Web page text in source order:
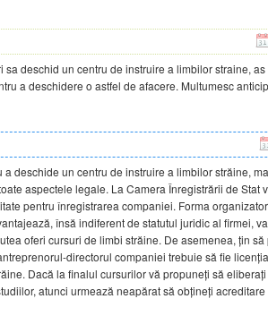
sa deschid un centru de instruire a limbilor straine,
a deschidere o astfel de afacere. Multumesc
a deschide un centru de instruire a limbilor străine,
aspectele legale. La Camera Înregistrării de Stat
pentru înregistrarea companiei. Forma
însă indiferent de statutul juridic al firmei,
oferi cursuri de limbi străine. De asemenea, țin
directorul companiei trebuie să fie
Dacă la finalul cursurilor vă propuneți să
atunci urmează neapărat să obțineți